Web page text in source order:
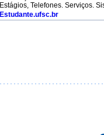
Estágios, Telefones. Serviços.
Estudante.ufsc.br